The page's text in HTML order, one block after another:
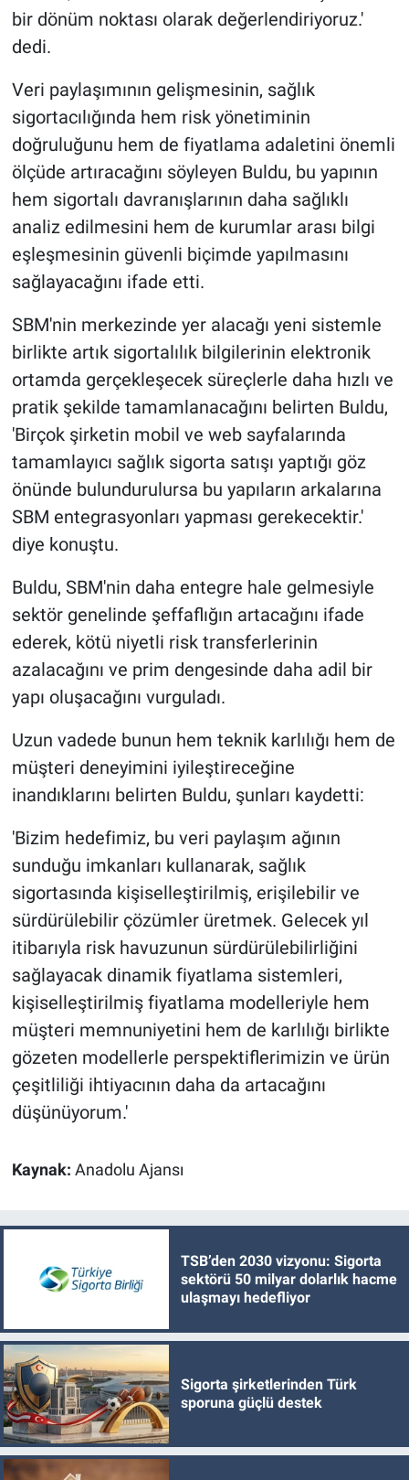
bir dönüm noktası olarak değerlendiriyoruz.'
dedi.
Veri paylaşımının gelişmesinin, sağlık
sigortacılığında hem risk yönetiminin
doğruluğunu hem de fiyatlama adaletini önemli
ölçüde artıracağını söyleyen Buldu, bu yapının
hem sigortalı davranışlarının daha sağlıklı
analiz edilmesini hem de kurumlar arası bilgi
eşleşmesinin güvenli biçimde yapılmasını
sağlayacağını ifade etti.
SBM'nin merkezinde yer alacağı yeni sistemle
birlikte artık sigortalılık bilgilerinin elektronik
ortamda gerçekleşecek süreçlerle daha hızlı ve
pratik şekilde tamamlanacağını belirten Buldu,
'Birçok şirketin mobil ve web sayfalarında
tamamlayıcı sağlık sigorta satışı yaptığı göz
önünde bulundurulursa bu yapıların arkalarına
SBM entegrasyonları yapması gerekecektir.'
diye konuştu.
Buldu, SBM'nin daha entegre hale gelmesiyle
sektör genelinde şeffaflığın artacağını ifade
ederek, kötü niyetli risk transferlerinin
azalacağını ve prim dengesinde daha adil bir
yapı oluşacağını vurguladı.
Uzun vadede bunun hem teknik karlılığı hem de
müşteri deneyimini iyileştireceğine
inandıklarını belirten Buldu, şunları kaydetti:
'Bizim hedefimiz, bu veri paylaşım ağının
sunduğu imkanları kullanarak, sağlık
sigortasında kişiselleştirilmiş, erişilebilir ve
sürdürülebilir çözümler üretmek. Gelecek yıl
itibarıyla risk havuzunun sürdürülebilirliğini
sağlayacak dinamik fiyatlama sistemleri,
kişiselleştirilmiş fiyatlama modelleriyle hem
müşteri memnuniyetini hem de karlılığı birlikte
gözeten modellerle perspektiflerimizin ve ürün
çeşitliliği ihtiyacının daha da artacağını
düşünüyorum.'
Kaynak: Anadolu Ajansı
TSB’den 2030 vizyonu: Sigorta
sektörü 50 milyar dolarlık hacme
ulaşmayı hedefliyor
Sigorta şirketlerinden Türk
sporuna güçlü destek